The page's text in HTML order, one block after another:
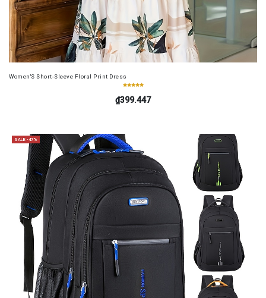
Women'S Short-Sleeve Floral Print Dress
₫399.447
SALE -47%